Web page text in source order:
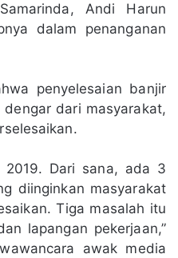
Andi Harun
dalam penanganan
penyelesaian banjir
dari masyarakat,
2019. Dari sana, ada 3
diinginkan masyarakat
Tiga masalah itu
lapangan pekerjaan,”
awak media